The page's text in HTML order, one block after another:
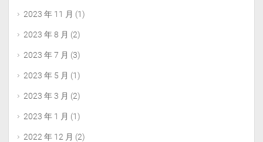
2023 年 11 月 (1)
2023 年 8 月 (2)
2023 年 7 月 (3)
2023 年 5 月 (1)
2023 年 3 月 (2)
2023 年 1 月 (1)
2022 年 12 月 (2)